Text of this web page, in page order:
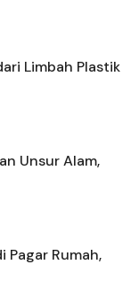
Limbah Plastik
Unsur Alam,
Pagar Rumah,